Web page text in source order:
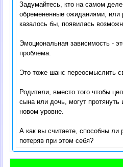
Задумайтесь, кто на самом
обремененные ожиданиями, или
казалось бы, появилась
Эмоциональная зависимость -
проблема.
Это тоже шанс переосмыслить
Родители, вместо того чтобы
сына или дочь, могут
новом уровне.
А как вы считаете, способны ли
потеряв при этом себя?